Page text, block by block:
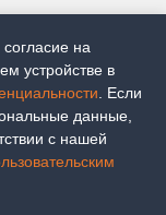
на
устройстве в
. Если
данные,
с нашей